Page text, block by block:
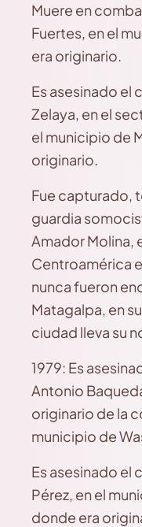
Muere en
Fuertes, en el
era originario.
Es asesinado el
Zelaya, en el
el municipio de
originario.
Fue capturado,
guardia
Amador Molina,
Centroamérica
nunca fueron
Matagalpa, en
ciudad lleva su
1979: Es
Antonio
originario de la
municipio de
Es asesinado el
Pérez, en el
donde era